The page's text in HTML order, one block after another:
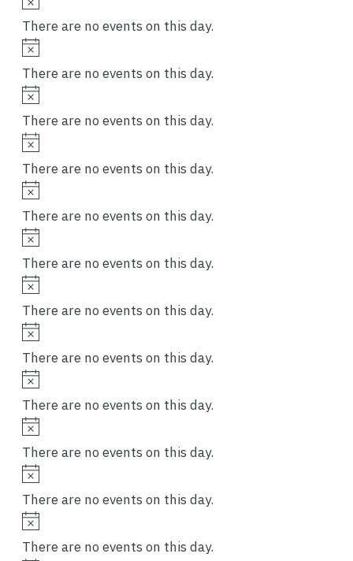
There are no events on this day.
Notice
There are no events on this day.
Notice
There are no events on this day.
Notice
There are no events on this day.
Notice
There are no events on this day.
Notice
There are no events on this day.
Notice
There are no events on this day.
Notice
There are no events on this day.
Notice
There are no events on this day.
Notice
There are no events on this day.
Notice
There are no events on this day.
Notice
There are no events on this day.